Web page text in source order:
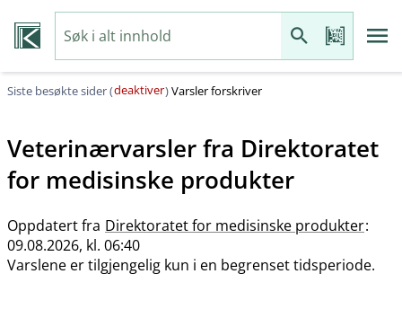
Siste besøkte sider (deaktiver)Varsler forskriver
Veterinærvarsler fra Direktoratet
for medisinske produkter
Oppdatert fra Direktoratet for medisinske produkter:
09.08.2026, kl. 06:40
Varslene er tilgjengelig kun i en begrenset tidsperiode.